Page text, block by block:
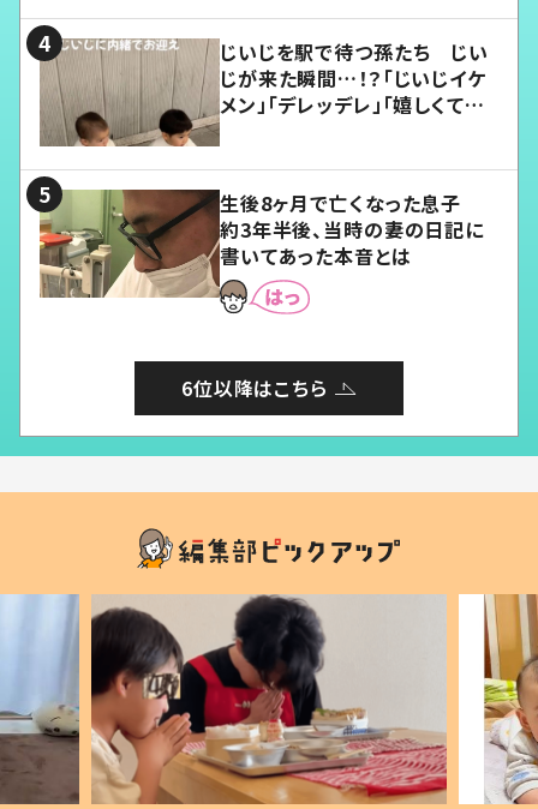
じいじを駅で待つ孫たち じい
じが来た瞬間…！？「じいじイケ
メン」「デレッデレ」「嬉しくて可
生後8ヶ月で亡くなった息子
約3年半後、当時の妻の日記に
書いてあった本音とは
6位以降はこちら